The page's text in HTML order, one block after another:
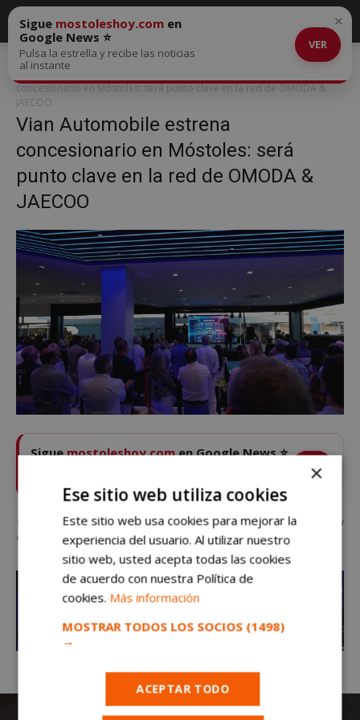
Inicio
Vian Automobile estrena concesionario en Móstoles: será
punto clave en la red de OMODA & JAECOO
concesionario en Móstoles: será punto clave en la red de OMODA &
JAECOO
Vian Automobile estrena
concesionario en Móstoles: será
punto clave en la red de OMODA &
JAECOO
Sigue mostoleshoy.com en
Google News ⭐
Pulsa la estrella y recibe las noticias
al instante
VER
×
Siguemostoleshoy.comen Google News ⭐
VER
Vian Automobile estrena concesionario en Móstoles: será punto clave en la red
de OMODA & JAECOO
×
Ese sitio web utiliza cookies
Este sitio web usa cookies para mejorar la
experiencia del usuario. Al utilizar nuestro
sitio web, usted acepta todas las cookies
de acuerdo con nuestra Política de
cookies. Más información
MOSTRAR TODOS LOS SOCIOS (1498)
→
ACEPTAR TODO